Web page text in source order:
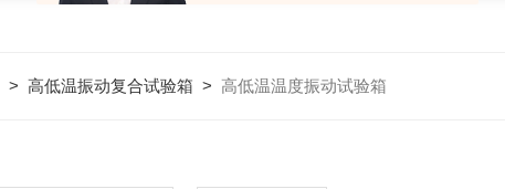
>高低温振动复合试验箱 >高低温温度振动试验箱